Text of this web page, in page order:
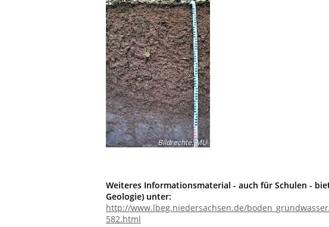
Bildrechte:MU
Weiteres Informationsmaterial - auch für Schulen -
Geologie) unter:
http://www.lbeg.niedersachsen.de/
582.html